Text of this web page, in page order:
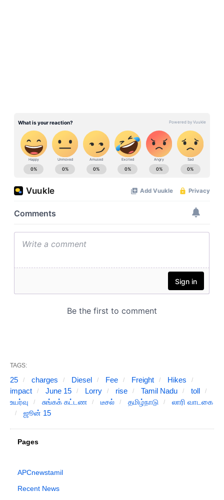
TAGS:
25 charges Diesel Fee Freight
Hikes
impact
June 15 Lorry rise Tamil Nadu
toll
உயர்வு
சுங்கக் கட்டண டீசல் தமிழ்நாடு
லாரி வாடகை
ஜூன் 15
Pages
APCnewstamil
Recent News